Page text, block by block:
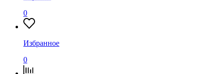
0
Избранное
0